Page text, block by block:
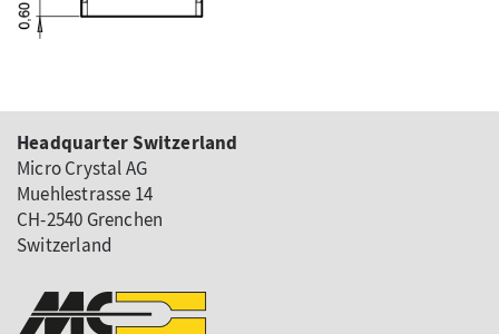
Headquarter Switzerland
Micro Crystal AG
Muehlestrasse 14
CH-2540 Grenchen
Switzerland